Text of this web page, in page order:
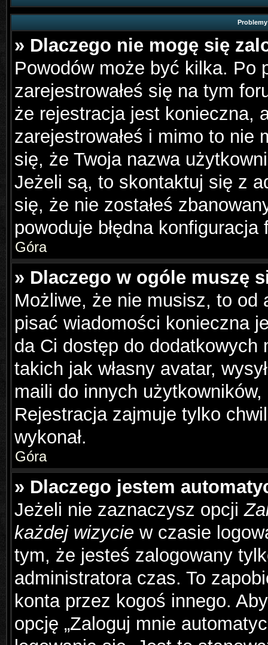
» Dlaczego nie mogę się
Powodów może być kilka. Po
zarejestrowałeś się na tym
że rejestracja jest konieczna,
zarejestrowałeś i mimo to nie
się, że Twoja nazwa
Jeżeli są, to skontaktuj się z
się, że nie zostałeś
powoduje błędna konfiguracja
Góra
» Dlaczego w ogóle muszę
Możliwe, że nie musisz, to od
pisać wiadomości konieczna
da Ci dostęp do
takich jak własny avatar,
maili do innych
Rejestracja zajmuje tylko
wykonał.
Góra
» Dlaczego jestem
Jeżeli nie zaznaczysz opcji
każdej wizycie w czasie
tym, że jesteś zalogowany
administratora czas. To
konta przez kogoś innego.
opcję „Zaloguj mnie